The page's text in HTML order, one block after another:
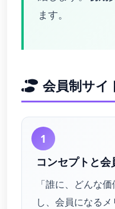
ます。
会員制サイ
1
コンセプトと
「誰に、どんな
し、会員になる